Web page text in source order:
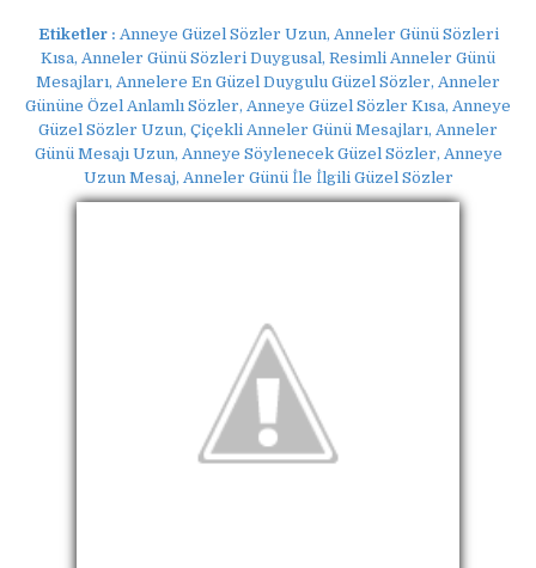
Etiketler : Anneye Güzel Sözler Uzun, Anneler Günü Sözleri
Kısa, Anneler Günü Sözleri Duygusal, Resimli Anneler Günü
Mesajları, Annelere En Güzel Duygulu Güzel Sözler, Anneler
Gününe Özel Anlamlı Sözler, Anneye Güzel Sözler Kısa, Anneye
Güzel Sözler Uzun, Çiçekli Anneler Günü Mesajları, Anneler
Günü Mesajı Uzun, Anneye Söylenecek Güzel Sözler, Anneye
Uzun Mesaj, Anneler Günü İle İlgili Güzel Sözler